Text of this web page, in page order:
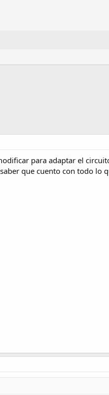
para adaptar el
que cuento con todo lo